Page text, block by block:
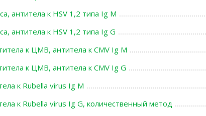
антитела к HSV 1,2 типа Ig М
антитела к HSV 1,2 типа Ig G
к ЦМВ, антитела к СMV Ig М
к ЦМВ, антитела к СMV Ig G
к Rubella virus Ig M
к Rubella virus Ig G, количественный метод